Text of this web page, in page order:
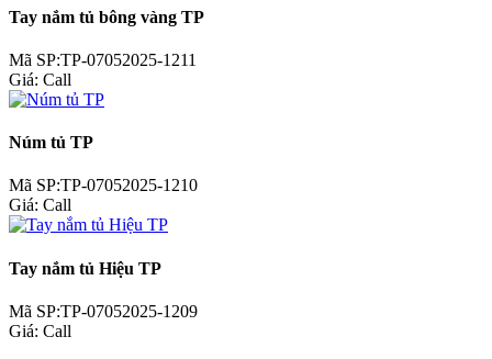
Tay nắm tủ bông vàng TP
Mã SP:TP-07052025-1211
Giá: Call
Núm tủ TP
Mã SP:TP-07052025-1210
Giá: Call
Tay nắm tủ Hiệu TP
Mã SP:TP-07052025-1209
Giá: Call